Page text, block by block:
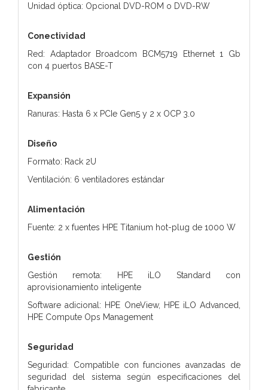
Unidad óptica: Opcional DVD-ROM o DVD-RW
Conectividad
Red: Adaptador Broadcom BCM5719 Ethernet 1 Gb
con 4 puertos BASE-T
Expansión
Ranuras: Hasta 6 x PCIe Gen5 y 2 x OCP 3.0
Diseño
Formato: Rack 2U
Ventilación: 6 ventiladores estándar
Alimentación
Fuente: 2 x fuentes HPE Titanium hot-plug de 1000 W
Gestión
Gestión remota: HPE iLO Standard con
aprovisionamiento inteligente
Software adicional: HPE OneView, HPE iLO Advanced,
HPE Compute Ops Management
Seguridad
Seguridad: Compatible con funciones avanzadas de
seguridad del sistema según especificaciones del